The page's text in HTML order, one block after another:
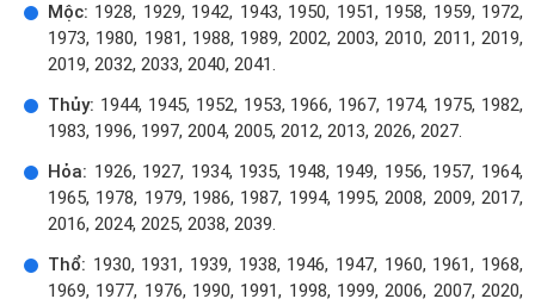
Mộc: 1928, 1929, 1942, 1943, 1950, 1951, 1958, 1959, 1972,
1973, 1980, 1981, 1988, 1989, 2002, 2003, 2010, 2011, 2019,
2019, 2032, 2033, 2040, 2041.
Thủy: 1944, 1945, 1952, 1953, 1966, 1967, 1974, 1975, 1982,
1983, 1996, 1997, 2004, 2005, 2012, 2013, 2026, 2027.
Hỏa: 1926, 1927, 1934, 1935, 1948, 1949, 1956, 1957, 1964,
1965, 1978, 1979, 1986, 1987, 1994, 1995, 2008, 2009, 2017,
2016, 2024, 2025, 2038, 2039.
Thổ: 1930, 1931, 1939, 1938, 1946, 1947, 1960, 1961, 1968,
1969, 1977, 1976, 1990, 1991, 1998, 1999, 2006, 2007, 2020,